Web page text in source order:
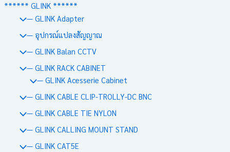
****** GLINK ******
— GLINK Adapter
— อุปกรณ์แปลงสัญญาณ
— GLINK Balan CCTV
— GLINK RACK CABINET
— GLINK Acesserie Cabinet
— GLINK CABLE CLIP-TROLLY-DC BNC
— GLINK CABLE TIE NYLON
— GLINK CALLING MOUNT STAND
— GLINK CAT5E